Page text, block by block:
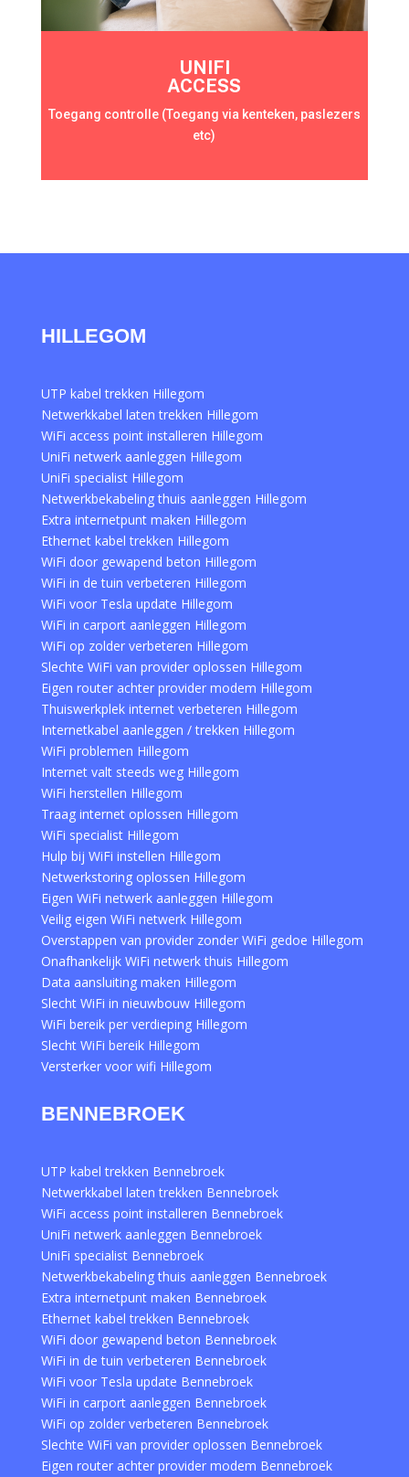
UNIFI
ACCESS
Toegang controlle (Toegang via kenteken, paslezers
etc)
HILLEGOM
UTP kabel trekken Hillegom
Netwerkkabel laten trekken Hillegom
WiFi access point installeren Hillegom
UniFi netwerk aanleggen Hillegom
UniFi specialist Hillegom
Netwerkbekabeling thuis aanleggen Hillegom
Extra internetpunt maken Hillegom
Ethernet kabel trekken Hillegom
WiFi door gewapend beton Hillegom
WiFi in de tuin verbeteren Hillegom
WiFi voor Tesla update Hillegom
WiFi in carport aanleggen Hillegom
WiFi op zolder verbeteren Hillegom
Slechte WiFi van provider oplossen Hillegom
Eigen router achter provider modem Hillegom
Thuiswerkplek internet verbeteren Hillegom
Internetkabel aanleggen / trekken Hillegom
WiFi problemen Hillegom
Internet valt steeds weg Hillegom
WiFi herstellen Hillegom
Traag internet oplossen Hillegom
WiFi specialist Hillegom
Hulp bij WiFi instellen Hillegom
Netwerkstoring oplossen Hillegom
Eigen WiFi netwerk aanleggen Hillegom
Veilig eigen WiFi netwerk Hillegom
Overstappen van provider zonder WiFi gedoe Hillegom
Onafhankelijk WiFi netwerk thuis Hillegom
Data aansluiting maken Hillegom
Slecht WiFi in nieuwbouw Hillegom
WiFi bereik per verdieping Hillegom
Slecht WiFi bereik Hillegom
Versterker voor wifi Hillegom
BENNEBROEK
UTP kabel trekken Bennebroek
Netwerkkabel laten trekken Bennebroek
WiFi access point installeren Bennebroek
UniFi netwerk aanleggen Bennebroek
UniFi specialist Bennebroek
Netwerkbekabeling thuis aanleggen Bennebroek
Extra internetpunt maken Bennebroek
Ethernet kabel trekken Bennebroek
WiFi door gewapend beton Bennebroek
WiFi in de tuin verbeteren Bennebroek
WiFi voor Tesla update Bennebroek
WiFi in carport aanleggen Bennebroek
WiFi op zolder verbeteren Bennebroek
Slechte WiFi van provider oplossen Bennebroek
Eigen router achter provider modem Bennebroek